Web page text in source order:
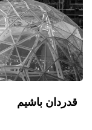
قدردان باشیم